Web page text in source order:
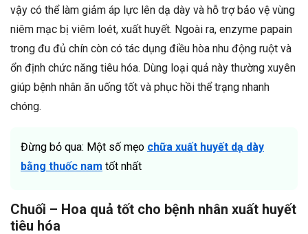
vậy có thể làm giảm áp lực lên dạ dày và hỗ trợ bảo vệ vùng
niêm mạc bị viêm loét, xuất huyết. Ngoài ra, enzyme papain
trong đu đủ chín còn có tác dụng điều hòa nhu động ruột và
ổn định chức năng tiêu hóa. Dùng loại quả này thường xuyên
giúp bệnh nhân ăn uống tốt và phục hồi thể trạng nhanh
chóng.
Đừng bỏ qua: Một số mẹo chữa xuất huyết dạ dày
bằng thuốc nam tốt nhất
Chuối – Hoa quả tốt cho bệnh nhân xuất huyết
tiêu hóa